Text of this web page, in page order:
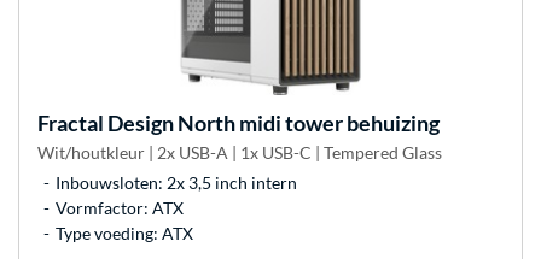
Fractal DesignNorth midi tower behuizing
Wit/houtkleur | 2x USB-A | 1x USB-C | Tempered Glass
Inbouwsloten: 2x 3,5 inch intern
Vormfactor: ATX
Type voeding: ATX